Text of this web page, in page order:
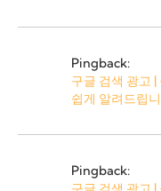
Pingback:
구글 검색 광고
쉽게 알려드립
Pingback: